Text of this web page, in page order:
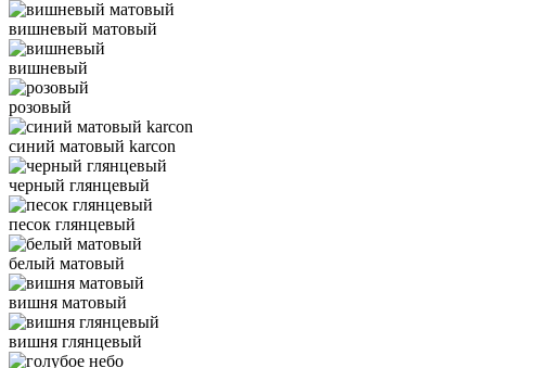
вишневый матовый
вишневый
розовый
синий матовый karcon
черный глянцевый
песок глянцевый
белый матовый
вишня матовый
вишня глянцевый